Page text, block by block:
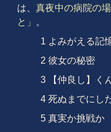
は、 真夜中の病院の
と」 。
1 よみがえる記
2 彼女の秘密
3 【仲良し】く
4 死ぬまでにし
5 真実か挑戦か